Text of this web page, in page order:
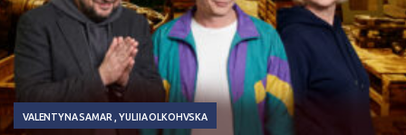
VALENTYNA SAMAR YULIIA OLKOHVSKA